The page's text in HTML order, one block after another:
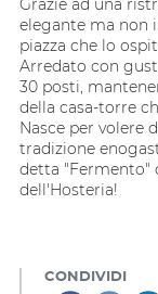
Grazie ad una
elegante ma non
piazza che lo
Arredato con
30 posti,
della casa-torre
Nasce per volere
tradizione
detta "Fermento"
dell'Hosteria!
CONDIVIDI